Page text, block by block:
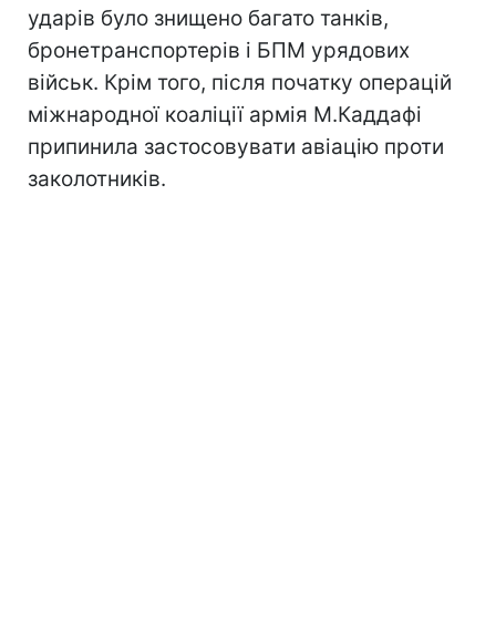
ударів було знищено багато танків,
бронетранспортерів і БПМ урядових
військ. Крім того, після початку операцій
міжнародної коаліції армія М.Каддафі
припинила застосовувати авіацію проти
заколотників.